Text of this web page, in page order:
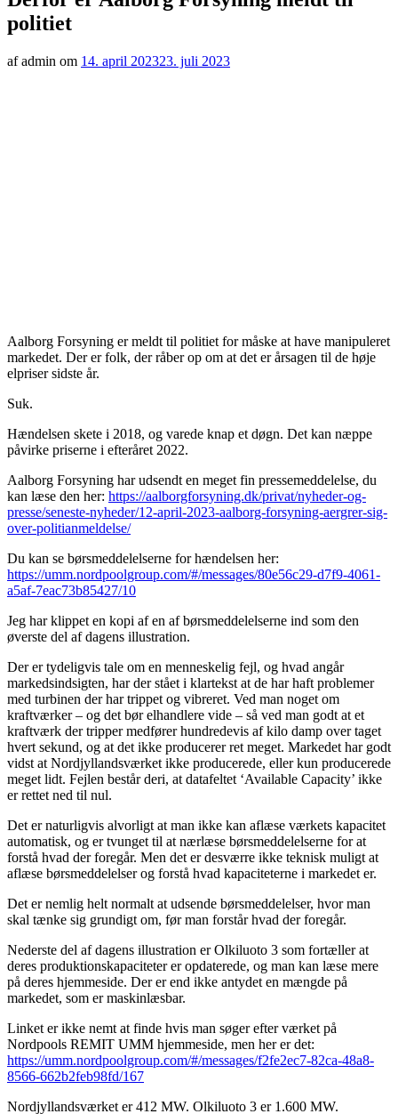
politiet
af admin om 14. april 202323. juli 2023
Aalborg Forsyning er meldt til politiet for måske at have manipuleret
markedet. Der er folk, der råber op om at det er årsagen til de høje
elpriser sidste år.
Suk.
Hændelsen skete i 2018, og varede knap et døgn. Det kan næppe
påvirke priserne i efteråret 2022.
Aalborg Forsyning har udsendt en meget fin pressemeddelelse, du
kan læse den her: https://aalborgforsyning.dk/privat/nyheder-og-
presse/seneste-nyheder/12-april-2023-aalborg-forsyning-aergrer-sig-
over-politianmeldelse/
Du kan se børsmeddelelserne for hændelsen her:
https://umm.nordpoolgroup.com/#/messages/80e56c29-d7f9-4061-
a5af-7eac73b85427/10
Jeg har klippet en kopi af en af børsmeddelelserne ind som den
øverste del af dagens illustration.
Der er tydeligvis tale om en menneskelig fejl, og hvad angår
markedsindsigten, har der stået i klartekst at de har haft problemer
med turbinen der har trippet og vibreret. Ved man noget om
kraftværker – og det bør elhandlere vide – så ved man godt at et
kraftværk der tripper medfører hundredevis af kilo damp over taget
hvert sekund, og at det ikke producerer ret meget. Markedet har godt
vidst at Nordjyllandsværket ikke producerede, eller kun producerede
meget lidt. Fejlen består deri, at datafeltet ‘Available Capacity’ ikke
er rettet ned til nul.
Det er naturligvis alvorligt at man ikke kan aflæse værkets kapacitet
automatisk, og er tvunget til at nærlæse børsmeddelelserne for at
forstå hvad der foregår. Men det er desværre ikke teknisk muligt at
aflæse børsmeddelelser og forstå hvad kapaciteterne i markedet er.
Det er nemlig helt normalt at udsende børsmeddelelser, hvor man
skal tænke sig grundigt om, før man forstår hvad der foregår.
Nederste del af dagens illustration er Olkiluoto 3 som fortæller at
deres produktionskapaciteter er opdaterede, og man kan læse mere
på deres hjemmeside. Der er end ikke antydet en mængde på
markedet, som er maskinlæsbar.
Linket er ikke nemt at finde hvis man søger efter værket på
Nordpools REMIT UMM hjemmeside, men her er det:
https://umm.nordpoolgroup.com/#/messages/f2fe2ec7-82ca-48a8-
8566-662b2feb98fd/167
Nordjyllandsværket er 412 MW. Olkiluoto 3 er 1.600 MW.